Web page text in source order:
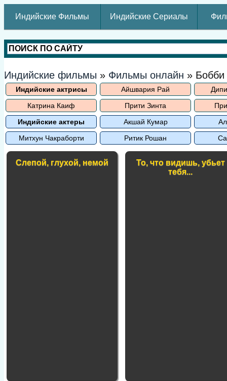
Индийские Фильмы Индийские Сериалы
Индийские фильмы » Фильмы онлайн » Бобби
Индийские актрисы Айшвария Рай
Катрина Каиф
Прити Зинта
Индийские актеры
Акшай Кумар
Митхун Чакраборти
Ритик Рошан
Слепой, глухой, немой
То, что видишь, убьет
тебя...